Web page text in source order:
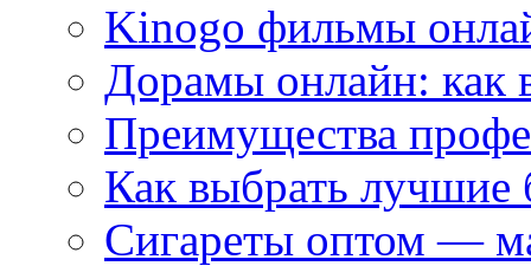
Kinogo фильмы
Дорамы онлайн: как
Преимущества
Как выбрать
Сигареты оптом —